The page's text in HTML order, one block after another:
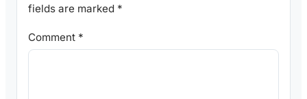
fields are marked *
Comment *